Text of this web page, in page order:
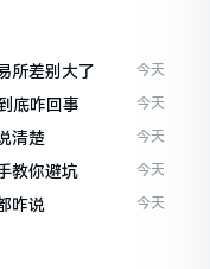
所差别大了 今天
底咋回事 今天
清楚 今天
教你避坑 今天
咋说 今天